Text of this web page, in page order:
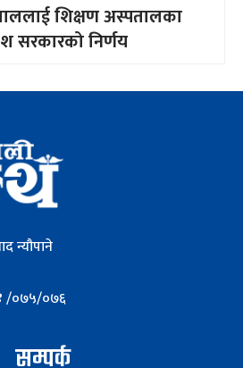
शिक्षण अस्पतालका
सरकारको निर्णय
न्यौपाने
/०७५/०७६
सम्पर्क